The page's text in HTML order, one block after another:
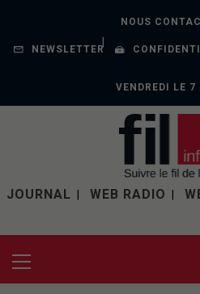
NOUS
NEWSLETTER
VENDREDI LE
JOURNAL WEB RADIO